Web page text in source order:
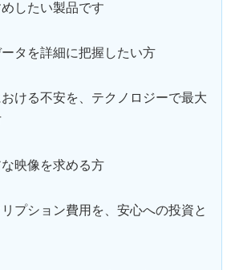
したい製品です
タを詳細に把握したい方
ける不安を、テクノロジーで最大
映像を求める方
プション費用を、安心への投資と